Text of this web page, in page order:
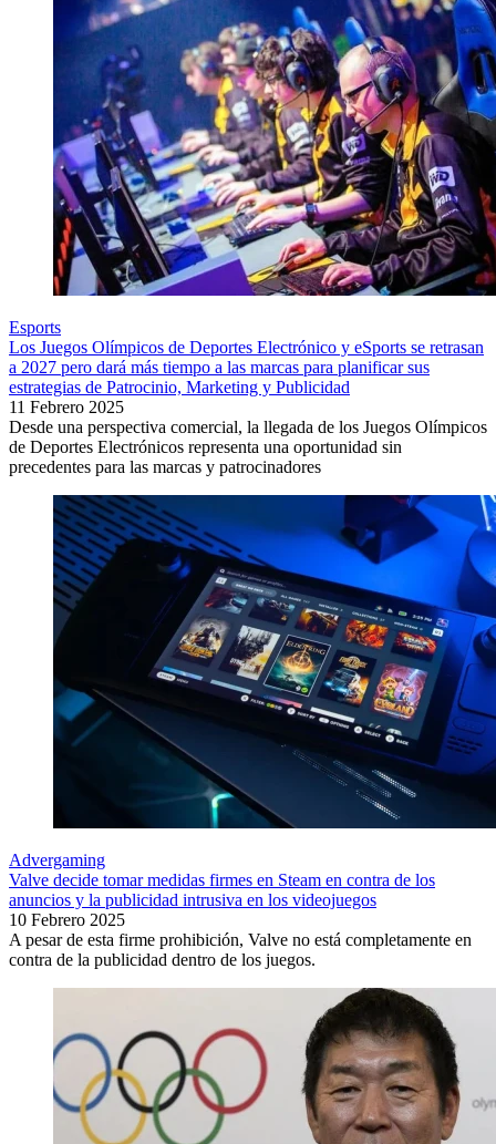
Esports
Los Juegos Olímpicos de Deportes Electrónico y eSports se retrasan
a 2027 pero dará más tiempo a las marcas para planificar sus
estrategias de Patrocinio, Marketing y Publicidad
11 Febrero 2025
Desde una perspectiva comercial, la llegada de los Juegos Olímpicos
de Deportes Electrónicos representa una oportunidad sin
precedentes para las marcas y patrocinadores
Advergaming
Valve decide tomar medidas firmes en Steam en contra de los
anuncios y la publicidad intrusiva en los videojuegos
10 Febrero 2025
A pesar de esta firme prohibición, Valve no está completamente en
contra de la publicidad dentro de los juegos.